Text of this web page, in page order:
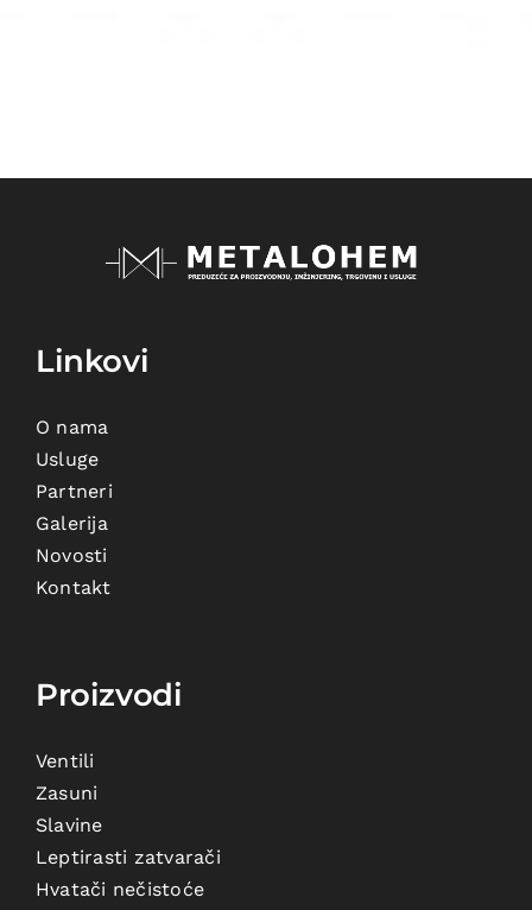
Linkovi
O nama
Usluge
Partneri
Galerija
Novosti
Kontakt
Proizvodi
Ventili
Zasuni
Slavine
Leptirasti zatvarači
Hvatači nečistoće